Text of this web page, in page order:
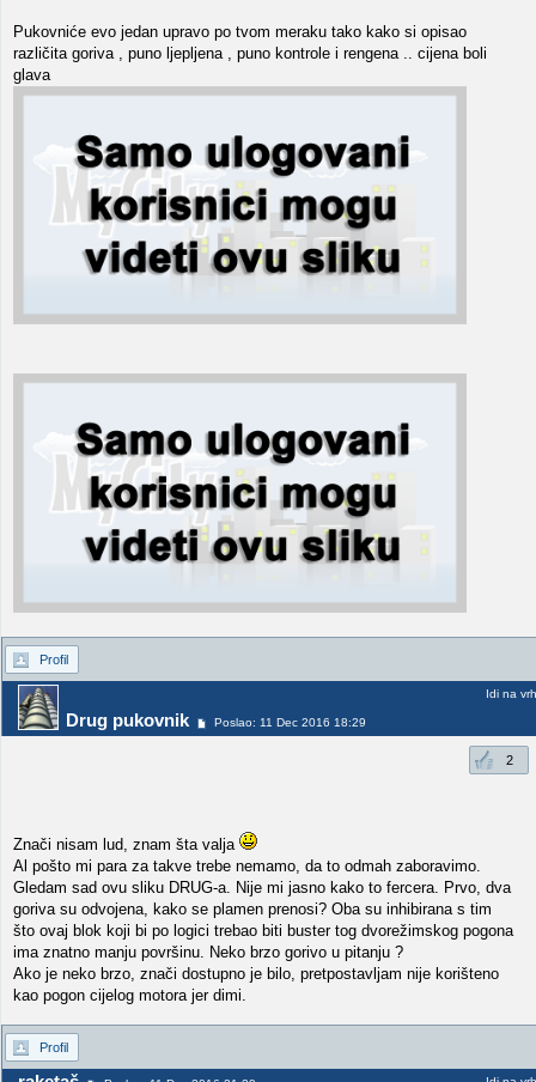
Pukovniće evo jedan upravo po tvom meraku tako kako si opisao
različita goriva , puno ljepljena , puno kontrole i rengena .. cijena boli
glava
Profil
Drug pukovnik Poslao: 11 Dec 2016 18:29
Idi na vrh
2
Znači nisam lud, znam šta valja
Al pošto mi para za takve trebe nemamo, da to odmah zaboravimo.
Gledam sad ovu sliku DRUG-a. Nije mi jasno kako to fercera. Prvo, dva
goriva su odvojena, kako se plamen prenosi? Oba su inhibirana s tim
što ovaj blok koji bi po logici trebao biti buster tog dvorežimskog pogona
ima znatno manju površinu. Neko brzo gorivo u pitanju ?
Ako je neko brzo, znači dostupno je bilo, pretpostavljam nije korišteno
kao pogon cijelog motora jer dimi.
Profil